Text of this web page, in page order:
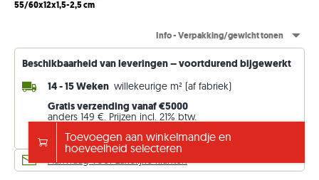
55/60x12x1,5-2,5 cm
Info - Verpakking/gewicht tonen
Beschikbaarheid van leveringen – voortdurend bijgewerkt
14 - 15 Weken willekeurige m² (af fabriek)
Gratis verzending vanaf €5000
anders 149 €. Prijzen incl. 21% btw.
Leveringsgegevens bekijken
Aanvraag voor zakelijke klanten
Toevoegen aan winkelmandje en
hoeveelheid selecteren